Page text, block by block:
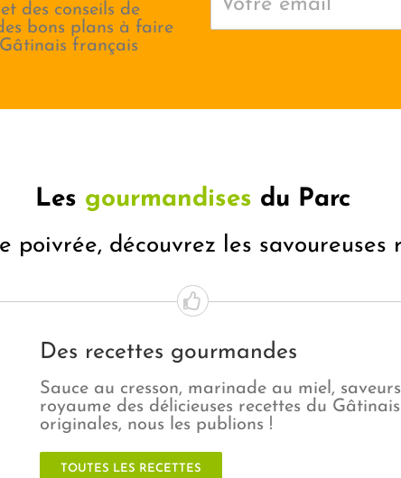
des conseils de
bons plans à faire
français
Les gourmandises du Parc
poivrée, découvrez les savoureuses
Des recettes gourmandes
Sauce au cresson, marinade au miel,
royaume des délicieuses recettes du
originales, nous les publions !
TOUTES LES RECETTES